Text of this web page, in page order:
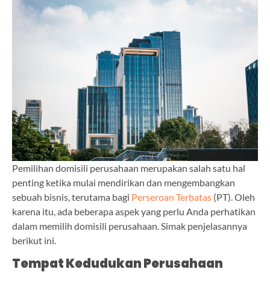
Pemilihan domisili perusahaan merupakan salah satu hal
penting ketika mulai mendirikan dan mengembangkan
sebuah bisnis, terutama bagi Perseroan Terbatas (PT). Oleh
karena itu, ada beberapa aspek yang perlu Anda perhatikan
dalam memilih domisili perusahaan. Simak penjelasannya
berikut ini.
Tempat Kedudukan Perusahaan